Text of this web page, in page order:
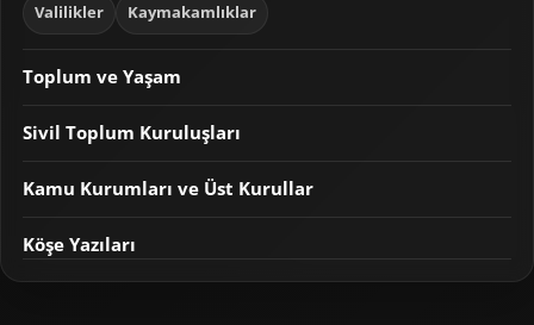
Valilikler Kaymakamlıklar
Toplum ve Yaşam
Sivil Toplum Kuruluşları
Kamu Kurumları ve Üst Kurullar
Köşe Yazıları